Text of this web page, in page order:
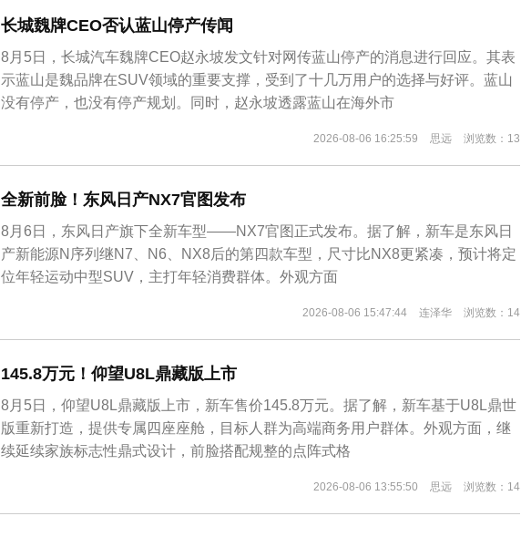
长城魏牌CEO否认蓝山停产传闻
8月5日，长城汽车魏牌CEO赵永坡发文针对网传蓝山停产的消息进行回应。其表
示蓝山是魏品牌在SUV领域的重要支撑，受到了十几万用户的选择与好评。蓝山
没有停产，也没有停产规划。同时，赵永坡透露蓝山在海外市
2026-08-06 16:25:59 思远 浏览数：13
全新前脸！东风日产NX7官图发布
8月6日，东风日产旗下全新车型——NX7官图正式发布。据了解，新车是东风日
产新能源N序列继N7、N6、NX8后的第四款车型，尺寸比NX8更紧凑，预计将定
位年轻运动中型SUV，主打年轻消费群体。外观方面
2026-08-06 15:47:44 连泽华 浏览数：14
145.8万元！仰望U8L鼎藏版上市
8月5日，仰望U8L鼎藏版上市，新车售价145.8万元。据了解，新车基于U8L鼎世
版重新打造，提供专属四座座舱，目标人群为高端商务用户群体。外观方面，继
续延续家族标志性鼎式设计，前脸搭配规整的点阵式格
2026-08-06 13:55:50 思远 浏览数：14